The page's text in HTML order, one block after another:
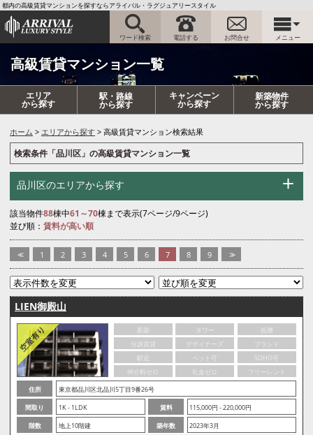
都内の高級賃貸マンションを探すならアライバル・ラグジュアリースタイル
ワード検索 電話する お問合せ メニュー
高級賃貸マンション一覧
エリア
から探す
駅・路線
から探す
キャンペーン
から探す
新築物件
から探す
ホーム エリアから探す 高級賃貸マンション検索結果
検索条件「品川区」の高級賃貸マンション一覧
品川区のエリアから探す
該当物件88棟中61～70棟まで表示(7ページ/9ページ)
並び順： 賃料が高い順
<< 1 2 3 4 5 6 7 8 9 >>
LIEN御殿山
新築 タワー
低層
分譲賃貸
デザイナーズ
ブランド
駅近
ペット可
SOHO可
仲介料ゼロ
礼金ゼロ
フリーレント
住所
東京都品川区北品川5丁目9番26号
間取り
1K - 1LDK 賃料
115,000円 - 220,000円
階数
地上10階建 築年数
2023年3月